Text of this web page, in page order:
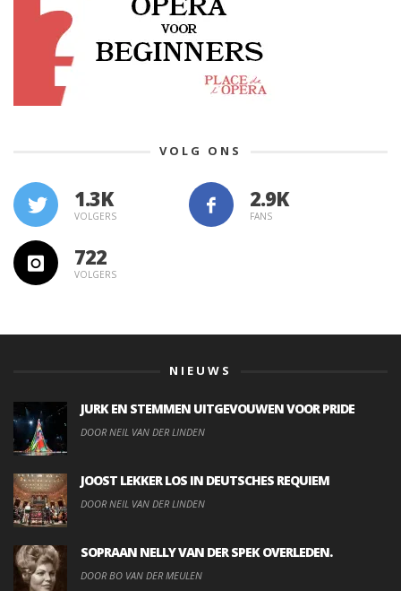
VOLG ONS
1.3K
VOLGERS FANS
722
VOLGERS
NIEUWS
JURK EN STEMMEN UITGEVOUWEN VOOR PRIDE
DOOR NEIL VAN DER LINDEN
JOOST LEKKER LOS IN DEUTSCHES REQUIEM
DOOR NEIL VAN DER LINDEN
SOPRAAN NELLY VAN DER SPEK OVERLEDEN.
DOOR BO VAN DER MEULEN